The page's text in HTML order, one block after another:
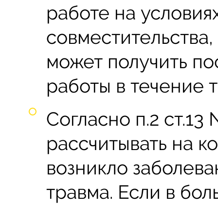
работе на
может получить
работы в течение
Согласно п.2
рассчитывать на
возникло
травма. Если в